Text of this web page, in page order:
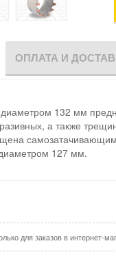
ОПЛАТА И
132 мм
а также
127 мм.
для заказов в интернет-